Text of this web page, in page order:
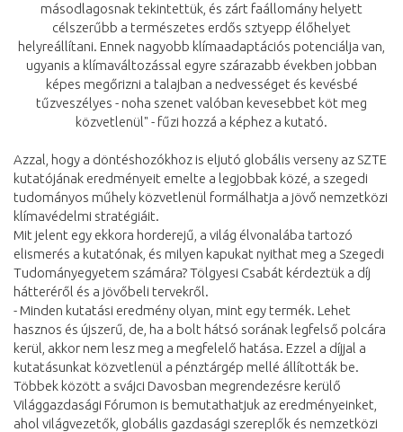
másodlagosnak tekintettük, és zárt faállomány helyett
célszerűbb a természetes erdős sztyepp élőhelyet
helyreállítani. Ennek nagyobb klímaadaptációs potenciálja van,
ugyanis a klímaváltozással egyre szárazabb években jobban
képes megőrizni a talajban a nedvességet és kevésbé
tűzveszélyes - noha szenet valóban kevesebbet köt meg
közvetlenül" - fűzi hozzá a képhez a kutató.
Azzal, hogy a döntéshozókhoz is eljutó globális verseny az SZTE
kutatójának eredményeit emelte a legjobbak közé, a szegedi
tudományos műhely közvetlenül formálhatja a jövő nemzetközi
klímavédelmi stratégiáit.
Mit jelent egy ekkora horderejű, a világ élvonalába tartozó
elismerés a kutatónak, és milyen kapukat nyithat meg a Szegedi
Tudományegyetem számára? Tölgyesi Csabát kérdeztük a díj
hátteréről és a jövőbeli tervekről.
- Minden kutatási eredmény olyan, mint egy termék. Lehet
hasznos és újszerű, de, ha a bolt hátsó sorának legfelső polcára
kerül, akkor nem lesz meg a megfelelő hatása. Ezzel a díjjal a
kutatásunkat közvetlenül a pénztárgép mellé állították be.
Többek között a svájci Davosban megrendezésre kerülő
Világgazdasági Fórumon is bemutathatjuk az eredményeinket,
ahol világvezetők, globális gazdasági szereplők és nemzetközi